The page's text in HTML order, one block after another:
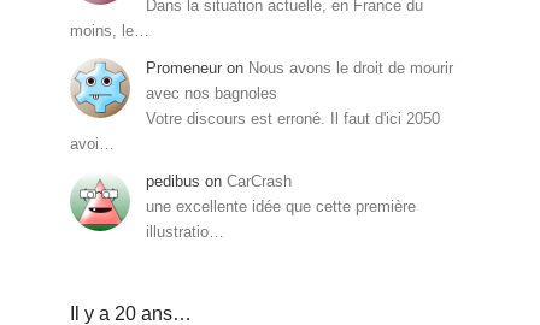
Dans la situation actuelle, en France du
moins, le…
Promeneur on Nous avons le droit de mourir
avec nos bagnoles
Votre discours est erroné. Il faut d'ici 2050
avoi…
pedibus on CarCrash
une excellente idée que cette première
illustratio…
Il y a 20 ans…